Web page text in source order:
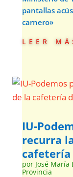
pantallas
carnero»
leer
IU-
recurra
cafetería
por José María
Provincia